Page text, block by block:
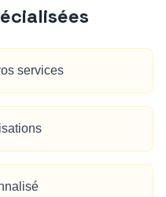
services